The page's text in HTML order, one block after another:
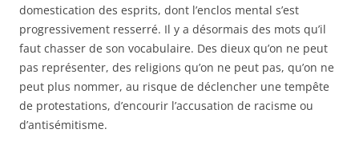
domestication des esprits, dont l’enclos mental s’est
progressivement resserré. Il y a désormais des mots qu’il
faut chasser de son vocabulaire. Des dieux qu’on ne peut
pas représenter, des religions qu’on ne peut pas, qu’on ne
peut plus nommer, au risque de déclencher une tempête
de protestations, d’encourir l’accusation de racisme ou
d’antisémitisme.